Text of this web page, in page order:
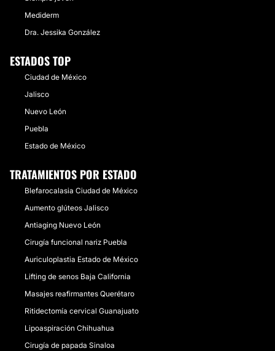
Mediderm
Dra. Jessika González
ESTADOS TOP
Ciudad de México
Jalisco
Nuevo León
Puebla
Estado de México
TRATAMIENTOS POR ESTADO
Blefarocalasia Ciudad de México
Aumento glúteos Jalisco
Antiaging Nuevo León
Cirugía funcional nariz Puebla
Auriculoplastia Estado de México
Lifting de senos Baja California
Masajes reafirmantes Querétaro
Ritidectomía cervical Guanajuato
Lipoaspiración Chihuahua
Cirugía de papada Sinaloa